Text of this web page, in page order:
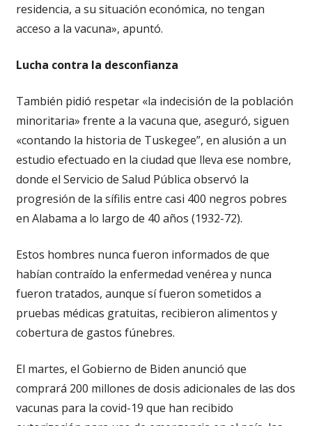
residencia, a su situación económica, no tengan
acceso a la vacuna», apuntó.
Lucha contra la desconfianza
También pidió respetar «la indecisión de la población
minoritaria» frente a la vacuna que, aseguró, siguen
«contando la historia de Tuskegee”, en alusión a un
estudio efectuado en la ciudad que lleva ese nombre,
donde el Servicio de Salud Pública observó la
progresión de la sífilis entre casi 400 negros pobres
en Alabama a lo largo de 40 años (1932-72).
Estos hombres nunca fueron informados de que
habían contraído la enfermedad venérea y nunca
fueron tratados, aunque sí fueron sometidos a
pruebas médicas gratuitas, recibieron alimentos y
cobertura de gastos fúnebres.
El martes, el Gobierno de Biden anunció que
comprará 200 millones de dosis adicionales de las dos
vacunas para la covid-19 que han recibido